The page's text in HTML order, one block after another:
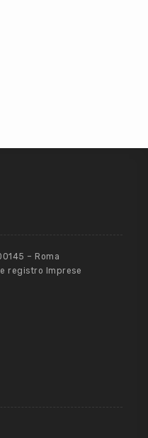
– Roma
registro Imprese